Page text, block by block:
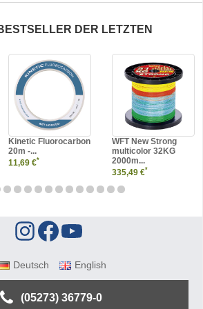
DER LETZTEN
Kinetic Fluorocarbon
20m -...
11,69 €*
WFT New Strong
multicolor 32KG
2000m...
335,49 €*
Deutsch English
(05273) 36779-0